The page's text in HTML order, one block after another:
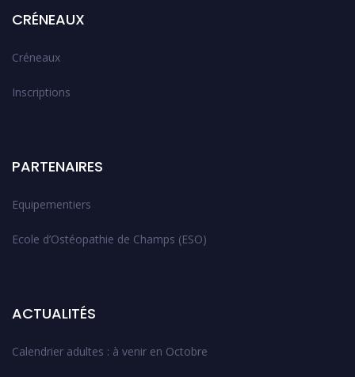
CRÉNEAUX
Créneaux
Inscriptions
PARTENAIRES
Equipementiers
Ecole d’Ostéopathie de Champs (ESO)
ACTUALITÉS
Calendrier adultes : à venir en Octobre